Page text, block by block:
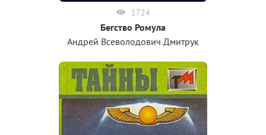
1724
Бегство Ромула
Андрей Всеволодович Дмитрук